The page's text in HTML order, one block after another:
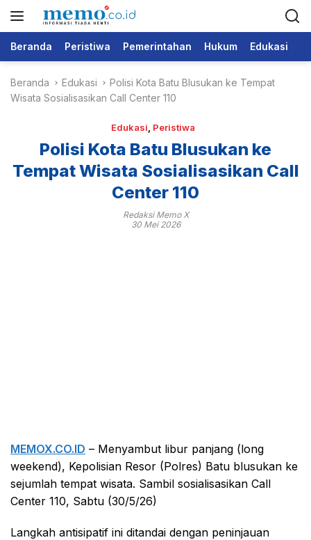
Beranda Peristiwa Pemerintahan Hukum Edukasi
Beranda Edukasi
Polisi Kota Batu Blusukan ke Tempat
Wisata Sosialisasikan Call Center 110
Edukasi Peristiwa
Polisi Kota Batu Blusukan ke
Tempat Wisata Sosialisasikan Call
Center 110
Redaksi Memo X
30 Mei 2026
MEMOX.CO.ID – Menyambut libur panjang (long
weekend), Kepolisian Resor (Polres) Batu blusukan ke
sejumlah tempat wisata. Sambil sosialisasikan Call
Center 110, Sabtu (30/5/26)
Langkah antisipatif ini ditandai dengan peninjauan